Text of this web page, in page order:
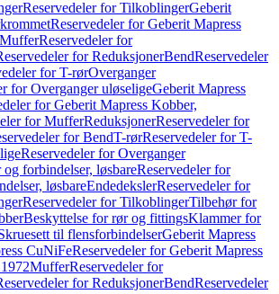
Reservedeler for TilkoblingerGeberit
Reservedeler for Geberit Mapress
MufferReservedeler for
for ReduksjonerBendReservedeler
for T-rørOverganger
for Overganger uløseligeGeberit Mapress
for Geberit Mapress Kobber,
for MufferReduksjonerReservedeler for
for BendT-rørReservedeler for T-
Reservedeler for Overganger
og forbindelser, løsbareReservedeler for
løsbareEndedekslerReservedeler for
Reservedeler for TilkoblingerTilbehør for
Beskyttelse for rør og fittingsKlammer for
til flensforbindelserGeberit Mapress
CuNiFeReservedeler for Geberit Mapress
MufferReservedeler for
for ReduksjonerBendReservedeler